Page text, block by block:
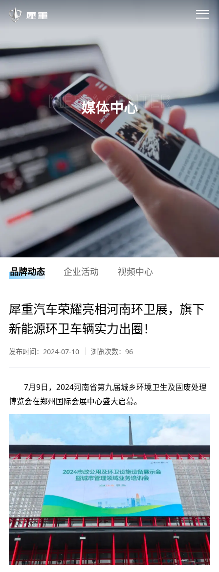
MEDIA CENTER
媒体中心
品牌动态 企业活动 视频中心
犀重汽车荣耀亮相河南环卫展，旗下
新能源环卫车辆实力出圈！
发布时间：2024-07-10 浏览次数： 96
7月9日，2024河南省第九届城乡环境卫生及固废处理
博览会在郑州国际会展中心盛大启幕。